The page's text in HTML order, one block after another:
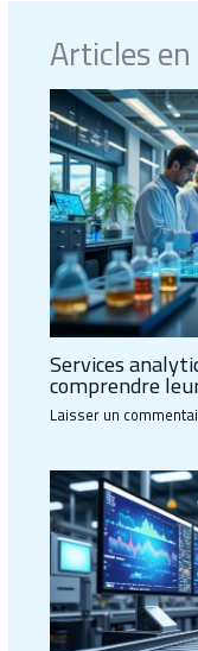
Articles
Services
comprendre
Laisser un